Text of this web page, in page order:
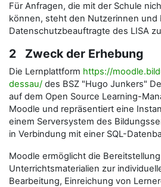
Für Anfragen, die mit der Schule
können, steht den Nutzerinnen und
Datenschutzbeauftragte des LISA
2 Zweck der Erhebung
Die Lernplattform https://
dessau/ des BSZ "Hugo Junkers"
auf dem Open Source Learning-
Moodle und repräsentiert eine
einem Serversystem des
in Verbindung mit einer SQL-
Moodle ermöglicht die
Unterrichtsmaterialien zur
Bearbeitung, Einreichung von